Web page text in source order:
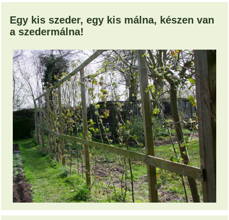
Egy kis szeder, egy kis málna, készen van
a szedermálna!